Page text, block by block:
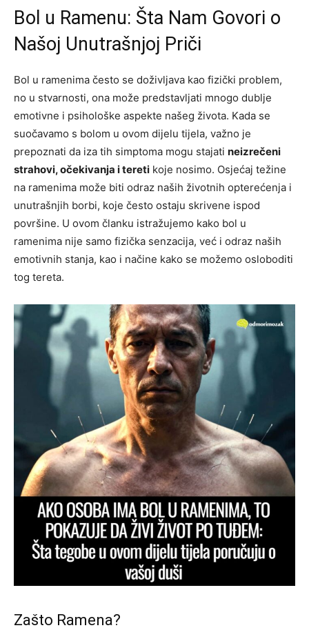
Bol u Ramenu: Šta Nam Govori o
Našoj Unutrašnjoj Priči
Bol u ramenima često se doživljava kao fizički problem,
no u stvarnosti, ona može predstavljati mnogo dublje
emotivne i psihološke aspekte našeg života. Kada se
suočavamo s bolom u ovom dijelu tijela, važno je
prepoznati da iza tih simptoma mogu stajati neizrečeni
strahovi, očekivanja i tereti koje nosimo. Osjećaj težine
na ramenima može biti odraz naših životnih opterećenja i
unutrašnjih borbi, koje često ostaju skrivene ispod
površine. U ovom članku istražujemo kako bol u
ramenima nije samo fizička senzacija, već i odraz naših
emotivnih stanja, kao i načine kako se možemo osloboditi
tog tereta.
Zašto Ramena?